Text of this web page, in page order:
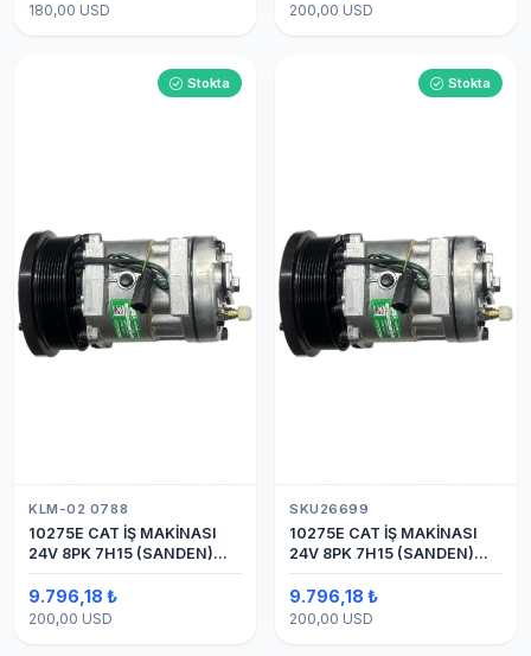
180,00 USD 200,00 USD
Stokta
KLM-02 0788
10275E CAT İŞ MAKİNASI
24V 8PK 7H15 (SANDEN)
BLOK
9.796,18 ₺
200,00 USD
Stokta
SKU26699
10275E CAT İŞ MAKİNASI
24V 8PK 7H15 (SANDEN)
BLOK SAPLAMALI KLİMA
KOMPRESÖRÜ
9.796,18 ₺
200,00 USD